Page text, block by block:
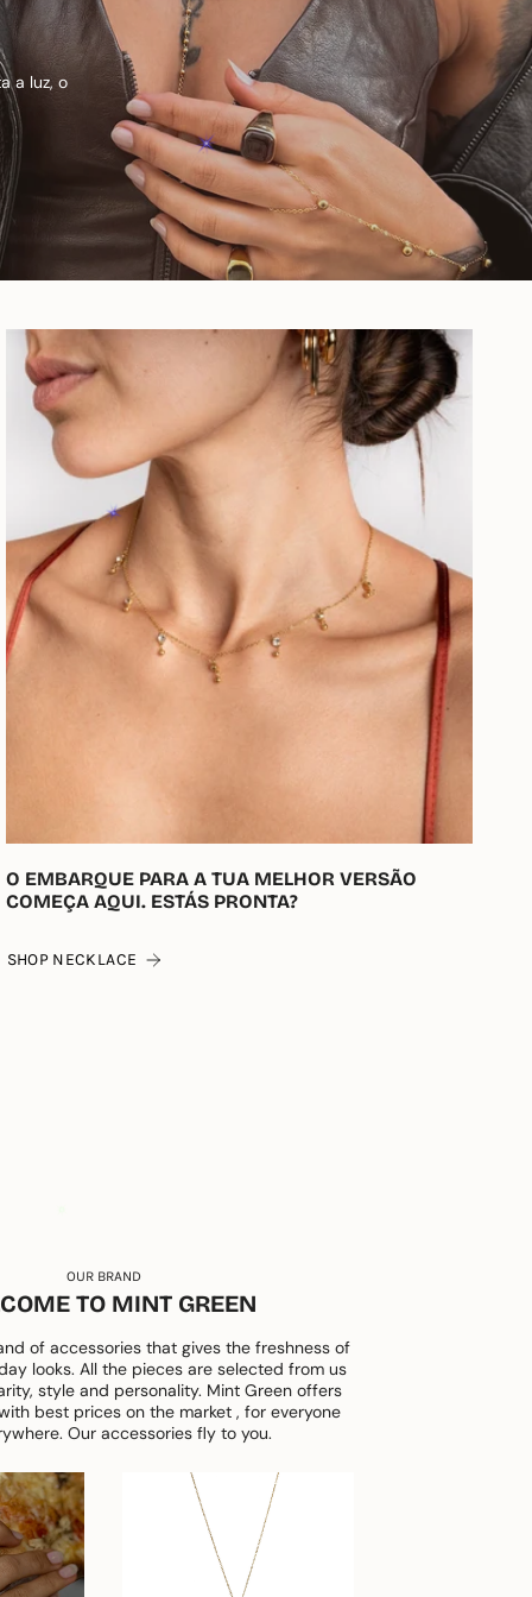
a luz, o
O EMBARQUE PARA A TUA MELHOR VERSÃO
COMEÇA AQUI. ESTÁS PRONTA?
SHOP NECKLACE
OUR BRAND
TO MINT GREEN
of accessories that gives the freshness of
looks. All the pieces are selected from us
style and personality. Mint Green offers
best prices on the market , for everyone
Our accessories fly to you.